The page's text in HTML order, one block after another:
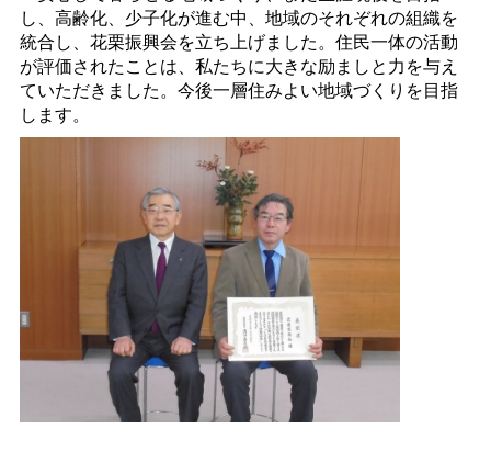
し、高齢化、少子化が進む中、地域のそれぞれの組織を
統合し、花栗振興会を立ち上げました。住民一体の活動
が評価されたことは、私たちに大きな励ましと力を与え
ていただきました。今後一層住みよい地域づくりを目指
します。